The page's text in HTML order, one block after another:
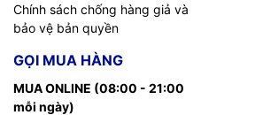
Chính sách chống hàng giả và
bảo vệ bản quyền
GỌI MUA HÀNG
MUA ONLINE (08:00 - 21:00
mỗi ngày)